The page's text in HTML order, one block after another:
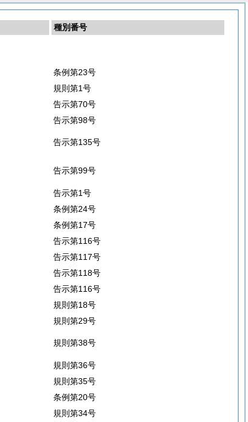
種別番号
条例第23号
規則第1号
告示第70号
告示第98号
告示第135号
告示第99号
告示第1号
条例第24号
条例第17号
告示第116号
告示第117号
告示第118号
告示第116号
規則第18号
規則第29号
規則第38号
規則第36号
規則第35号
条例第20号
規則第34号